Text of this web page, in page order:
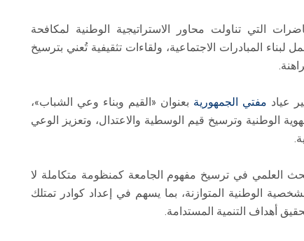
التي تناولت محاور الاستراتيجية الوطنية لمكافحة
المبادرات الاجتماعية، ولقاءات تثقيفية تُعني بترسيخ
عياد مفتي الجمهورية بعنوان «القيم وبناء وعي الشباب»،
الوطنية وترسيخ قيم الوسطية والاعتدال، وتعزيز الوعي
العلمي في ترسيخ مفهوم الجامعة كمنظومة متكاملة لا
الوطنية المتوازنة، بما يسهم في إعداد كوادر تمتلك
أهداف التنمية المستدامة.